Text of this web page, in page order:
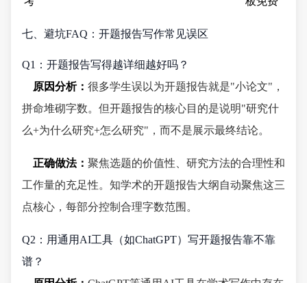
七、避坑FAQ：开题报告写作常见误区
Q1：开题报告写得越详细越好吗？
原因分析： 很多学生误以为开题报告就是"小论文"，
拼命堆砌字数。但开题报告的核心目的是说明"研究什
么+为什么研究+怎么研究"，而不是展示最终结论。
正确做法： 聚焦选题的价值性、研究方法的合理性和
工作量的充足性。知学术的开题报告大纲自动聚焦这三
点核心，每部分控制合理字数范围。
Q2：用通用AI工具（如ChatGPT）写开题报告靠不靠
谱？